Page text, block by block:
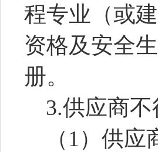
程专业（或
资格及安全
册。
3.供应商
（ 1）供应